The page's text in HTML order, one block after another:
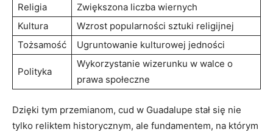
Religia
Zwiększona liczba wiernych
Kultura
Wzrost ⁣popularności sztuki religijnej
Tożsamość
Ugruntowanie kulturowej jedności
Polityka
Wykorzystanie wizerunku w walce ‌o
prawa społeczne
Dzięki ⁤tym przemianom, ⁣cud w Guadalupe stał się nie
tylko reliktem historycznym, ale fundamentem, na którym